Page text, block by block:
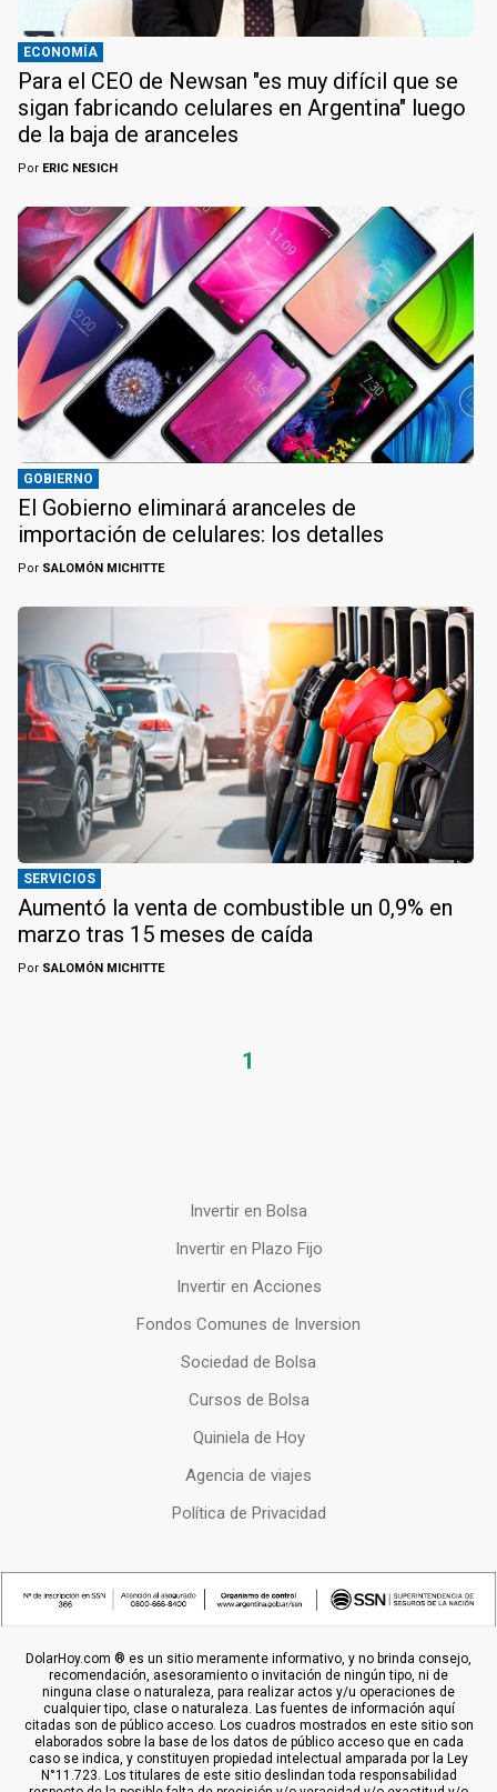
ECONOMÍA
Para el CEO de Newsan "es muy difícil que se
sigan fabricando celulares en Argentina" luego
de la baja de aranceles
Por ERIC NESICH
GOBIERNO
El Gobierno eliminará aranceles de
importación de celulares: los detalles
Por SALOMÓN MICHITTE
SERVICIOS
Aumentó la venta de combustible un 0,9% en
marzo tras 15 meses de caída
Por SALOMÓN MICHITTE
1
Invertir en Bolsa
Invertir en Plazo Fijo
Invertir en Acciones
Fondos Comunes de Inversion
Sociedad de Bolsa
Cursos de Bolsa
Quiniela de Hoy
Agencia de viajes
Política de Privacidad
DolarHoy.com ® es un sitio meramente informativo, y no brinda consejo,
recomendación, asesoramiento o invitación de ningún tipo, ni de
ninguna clase o naturaleza, para realizar actos y/u operaciones de
cualquier tipo, clase o naturaleza. Las fuentes de información aquí
citadas son de público acceso. Los cuadros mostrados en este sitio son
elaborados sobre la base de los datos de público acceso que en cada
caso se indica, y constituyen propiedad intelectual amparada por la Ley
N°11.723. Los titulares de este sitio deslindan toda responsabilidad